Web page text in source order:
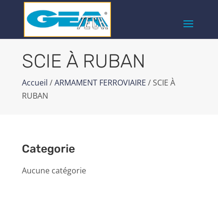
SCIE À RUBAN
Accueil /ARMAMENT FERROVIAIRE / SCIE À
RUBAN
Categorie
Aucune catégorie